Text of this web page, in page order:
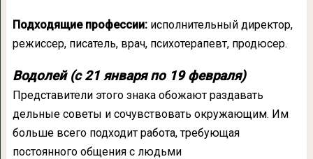
Подходящие профессии:исполнительный директор,
режиссер, писатель, врач, психотерапевт, продюсер.
Водолей (с 21 января по 19 февраля)
Представители этого знака обожают раздавать
дельные советы и сочувствовать окружающим. Им
больше всего подходит работа, требующая
постоянного общения с людьми